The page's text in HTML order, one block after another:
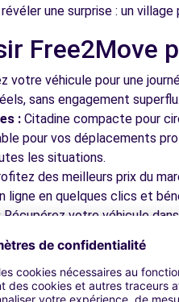
une surprise : un
Free2Move
votre véhicule pour une
sans engagement superflu.
: Citadine compacte pour
pour vos déplacements
les situations.
des meilleurs prix du
ligne en quelques clics et
Récupérez votre véhicule
près des aéroports pour
:Notre plateforme intuitive
disponible pour répondre à